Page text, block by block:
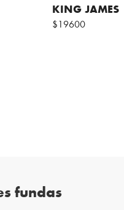
KING JAMES
$19600
fundas